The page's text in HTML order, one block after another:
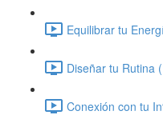
Equilibrar tu
Diseñar tu Rutina
Conexión con tu